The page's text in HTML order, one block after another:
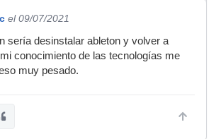
el 09/07/2021
sería desinstalar ableton y volver a
conocimiento de las tecnologías me
muy pesado.